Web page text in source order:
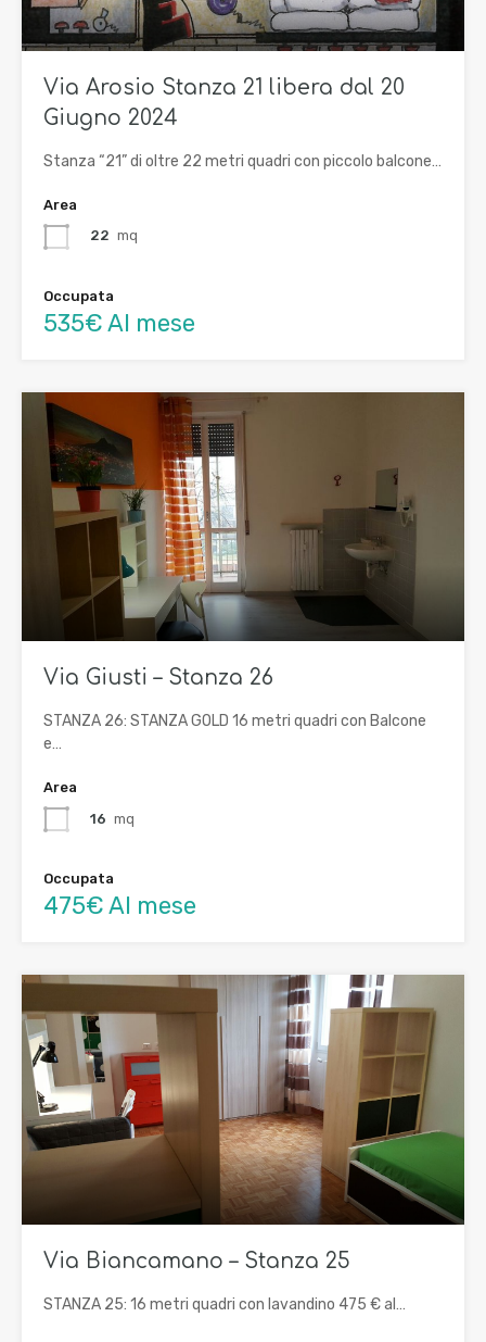
Via Arosio Stanza 21 libera dal 20
Giugno 2024
Stanza “21” di oltre 22 metri quadri con piccolo balcone…
Area
22 mq
Occupata
535€ Al mese
Via Giusti – Stanza 26
STANZA 26: STANZA GOLD 16 metri quadri con Balcone
e…
Area
16 mq
Occupata
475€ Al mese
Via Biancamano – Stanza 25
STANZA 25: 16 metri quadri con lavandino 475 € al…